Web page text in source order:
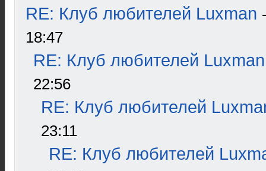
RE: Клуб любителей Luxman
18:47
RE: Клуб любителей Luxman
22:56
RE: Клуб любителей
23:11
RE: Клуб любителей